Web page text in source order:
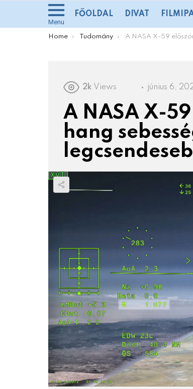
Menu
FŐOLDAL DIVAT
You are here:
Home Tudomány A NASA X-59 először törte át a hang
2k Views június 6,
A NASA X-
hang